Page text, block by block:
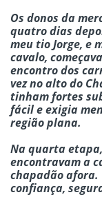
Os donos da
quatro dias
meu tio Jorge, e
cavalo,
encontro dos
vez no alto do
tinham fortes
fácil e exigia
região plana.
Na quarta
encontravam a
chapadão afora.
confiança,